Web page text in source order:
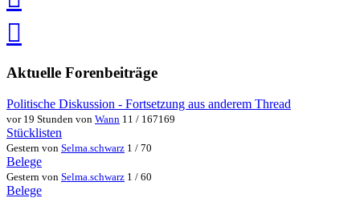
speichern
via
teilenteilen
Aktuelle Forenbeiträge
Politische Diskussion - Fortsetzung aus anderem Thread
vor 19 Stunden von Wann 11 / 167169
Stücklisten
Gestern von Selma.schwarz 1 / 70
Belege
Gestern von Selma.schwarz 1 / 60
Belege